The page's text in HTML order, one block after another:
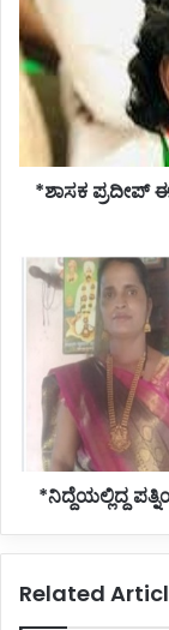
ಈಶ್ವರ್
ಮೇಲೆ
ಚಪ್ಪಲಿ
ಎಸೆತ:
ನಾಲ್ವರು
ಆರೋಪಿಗಳು
ಅರೆಸ್ಟ್*
*ಶಾಸಕ ಪ್ರದೀಪ್
*ನಿದ್ದೆಯಲ್ಲಿದ್ದ
ಪತ್ನಿಯನ್ನು
ಮಾರಕಾಸ್ತ್ರಗಳಿಂದ
ಹೊಡೆದು
ಕೊಂದ
ಪತಿ*
*ನಿದ್ದೆಯಲ್ಲಿದ್ದ
Related